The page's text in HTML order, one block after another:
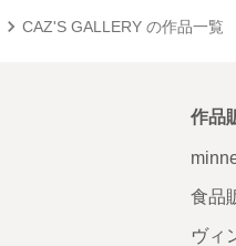
CAZ'S GALLERY の作品一覧
作品
食品
ヴィ